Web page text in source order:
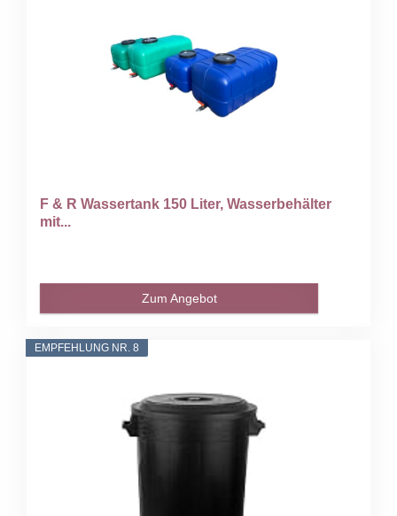
F & R Wassertank 150 Liter, Wasserbehälter
mit...
Zum Angebot
EMPFEHLUNG NR. 8